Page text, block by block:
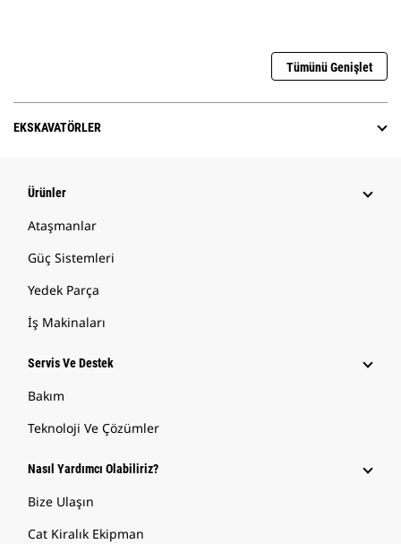
Tümünü Genişlet
EKSKAVATÖRLER
Ürünler
Ataşmanlar
Güç Sistemleri
Yedek Parça
İş Makinaları
Servis Ve Destek
Bakım
Teknoloji Ve Çözümler
Nasıl Yardımcı Olabiliriz?
Bize Ulaşın
Cat Kiralık Ekipman